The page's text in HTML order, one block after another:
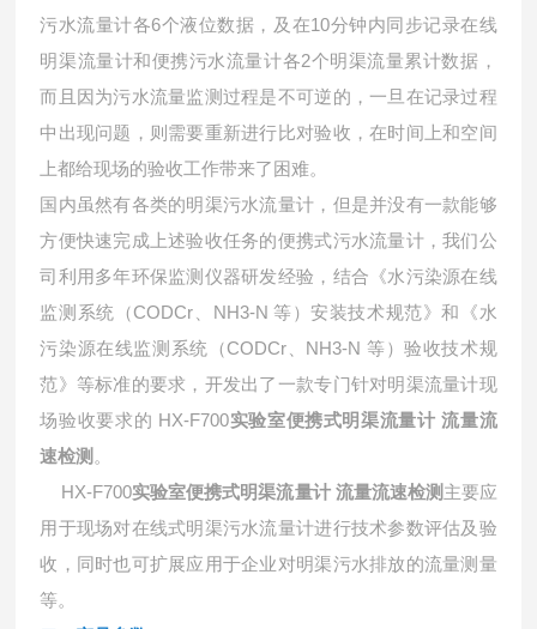
污水流量计各6个液位数据，及在10分钟内同步记录在线
明渠流量计和便携污水流量计各2个明渠流量累计数据，
而且因为污水流量监测过程是不可逆的，一旦在记录过程
中出现问题，则需要重新进行比对验收，在时间上和空间
上都给现场的验收工作带来了困难。
国内虽然有各类的明渠污水流量计，但是并没有一款能够
方便快速完成上述验收任务的便携式污水流量计，我们公
司利用多年环保监测仪器研发经验，结合《水污染源在线
监测系统（CODCr、NH3-N 等）安装技术规范》和《水
污染源在线监测系统（CODCr、NH3-N 等）验收技术规
范》等标准的要求，开发出了一款专门针对明渠流量计现
场验收要求的 HX-F700实验室便携式明渠流量计 流量流
速检测 。
HX-F700实验室便携式明渠流量计 流量流速检测 主要应
用于现场对在线式明渠污水流量计进行技术参数评估及验
收，同时也可扩展应用于企业对明渠污水排放的流量测量
等。